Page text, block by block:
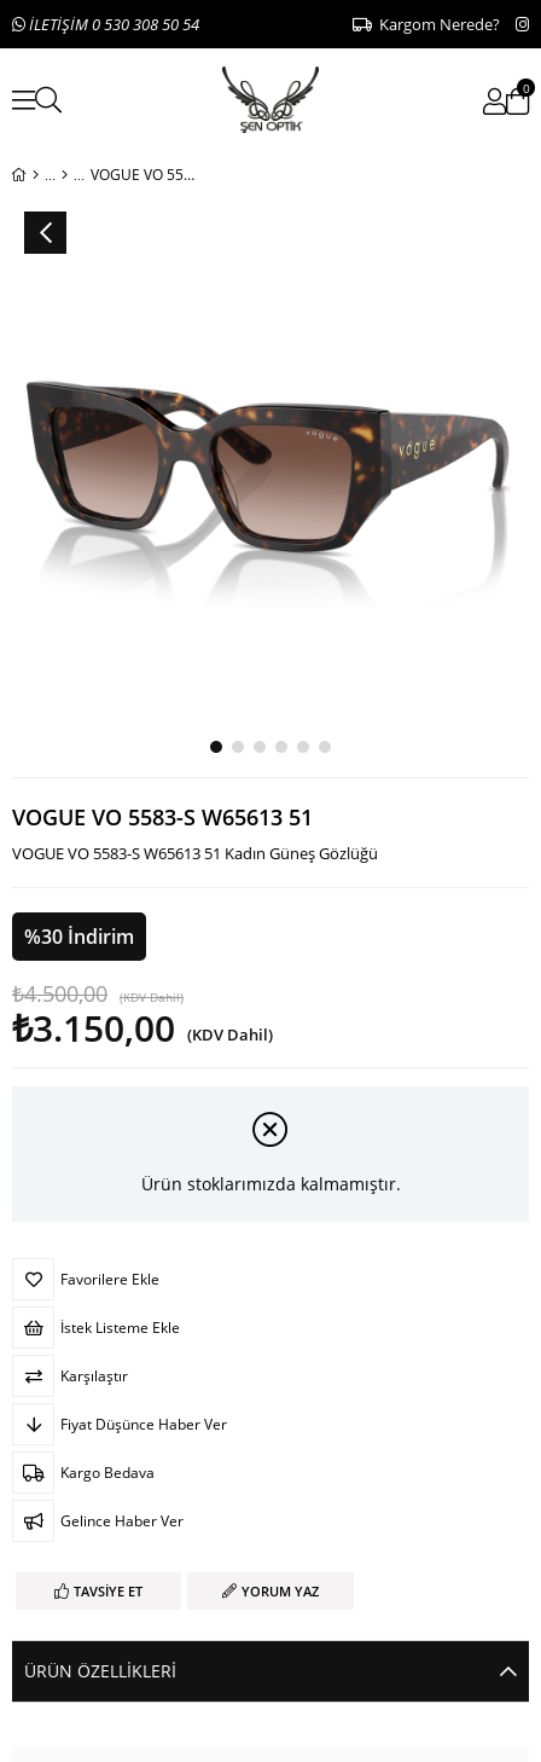
İLETİŞİM 0 530 308 50 54 Kargom Nerede?
0
VOGUE VO 5583-S W65613 51
VOGUE VO 5583-S W65613 51
VOGUE VO 5583-S W65613 51 Kadın Güneş Gözlüğü
%30 İndirim
₺4.500,00 (KDV Dahil)
₺3.150,00 (KDV Dahil)
Ürün stoklarımızda kalmamıştır.
Favorilere Ekle
İstek Listeme Ekle
Karşılaştır
Fiyat Düşünce Haber Ver
Kargo Bedava
Gelince Haber Ver
TAVSIYE ET YORUM YAZ
ÜRÜN ÖZELLIKLERI